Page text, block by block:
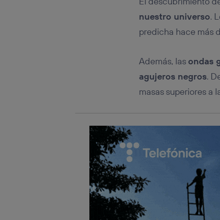
nuestro universo.
predicha hace más
Además, lasondas
agujeros negros.
masas superiores a
Si
Si
Puedes
inferior